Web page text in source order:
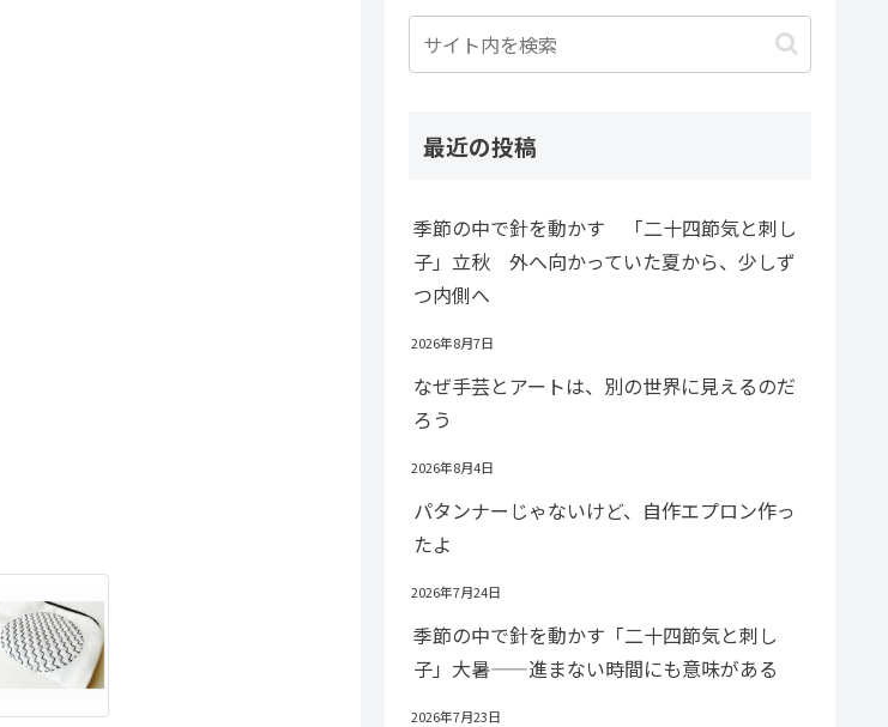
最近の投稿
季節の中で針を動かす 「二十四節気と刺し
子」立秋 外へ向かっていた夏から、少しず
つ内側へ
2026年8月7日
なぜ手芸とアートは、別の世界に見えるのだ
ろう
2026年8月4日
パタンナーじゃないけど、自作エプロン作っ
たよ
2026年7月24日
季節の中で針を動かす「二十四節気と刺し
子」大暑——進まない時間にも意味がある
2026年7月23日